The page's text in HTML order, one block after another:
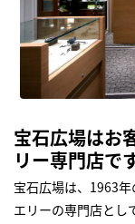
宝石広場はお
リー専門店です
宝石広場は、1963
エリーの専門店とし